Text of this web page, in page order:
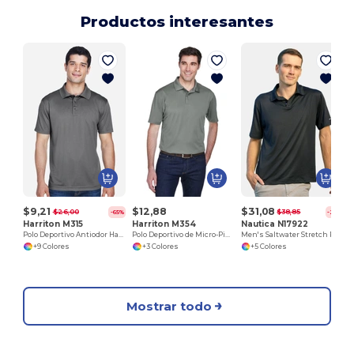
Productos interesantes
$9,21 $26,00 -65%
Harriton M315
Polo Deportivo Antiodor Harriton
+9 Colores
$12,88
Harriton M354
Polo Deportivo de Micro-Piqué para Hombre
+3 Colores
$31,08 $38,85 -20%
Nautica N17922
+5 Colores
Mostrar todo